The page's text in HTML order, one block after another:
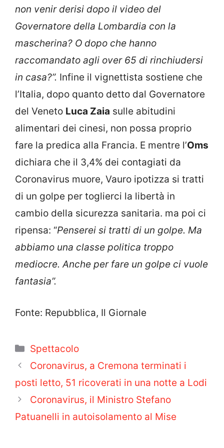
non venir derisi dopo il video del
Governatore della Lombardia con la
mascherina? O dopo che hanno
raccomandato agli over 65 di rinchiudersi
in casa?”. Infine il vignettista sostiene che
l’Italia, dopo quanto detto dal Governatore
del Veneto Luca Zaia sulle abitudini
alimentari dei cinesi, non possa proprio
fare la predica alla Francia. E mentre l’Oms
dichiara che il 3,4% dei contagiati da
Coronavirus muore, Vauro ipotizza si tratti
di un golpe per toglierci la libertà in
cambio della sicurezza sanitaria. ma poi ci
ripensa: “Penserei si tratti di un golpe. Ma
abbiamo una classe politica troppo
mediocre. Anche per fare un golpe ci vuole
fantasia”.
Fonte: Repubblica, Il Giornale
Categorie
Spettacolo
Coronavirus, a Cremona terminati i
posti letto, 51 ricoverati in una notte a Lodi
Coronavirus, il Ministro Stefano
Patuanelli in autoisolamento al Mise